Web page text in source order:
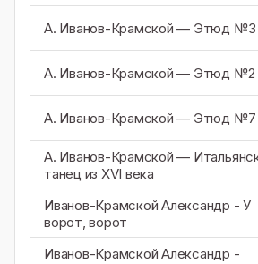
А. Иванов-Крамской — Этюд №3
А. Иванов-Крамской — Этюд №2
А. Иванов-Крамской — Этюд №7
А. Иванов-Крамской —
танец из XVI века
Иванов-Крамской Александр - У
ворот, ворот
Иванов-Крамской Александр -